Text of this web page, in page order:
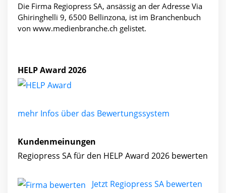
Die Firma Regiopress SA, ansässig an der Adresse Via
Ghiringhelli 9, 6500 Bellinzona, ist im Branchenbuch
von www.medienbranche.ch gelistet.
HELP Award 2026
mehr Infos über das Bewertungssystem
Kundenmeinungen
Regiopress SA für den HELP Award 2026 bewerten
Jetzt Regiopress SA bewerten